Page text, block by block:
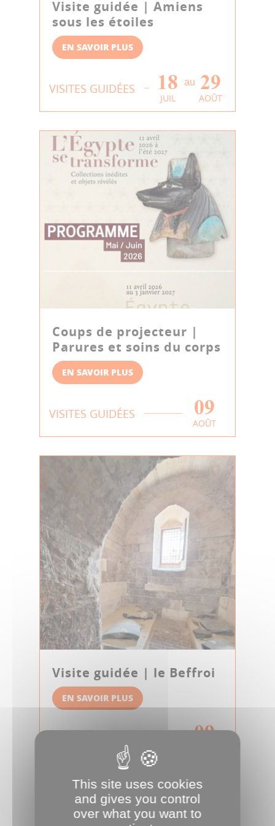
Visite guidée | Amiens
sous les étoiles
EN SAVOIR PLUS
VISITES GUIDÉES 18
JUIL
au 29
AOÛT
Coups de projecteur |
Parures et soins du corps
EN SAVOIR PLUS
VISITES GUIDÉES 09
AOÛT
Visite guidée | le Beffroi
EN SAVOIR PLUS
09
This site uses cookies
and gives you control
over what you want to